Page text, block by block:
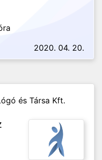
2020. 04. 20.
és Társa Kft.